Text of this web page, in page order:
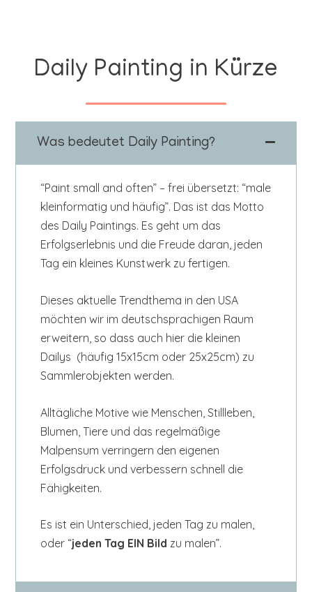
Daily Painting in Kürze
Was bedeutet Daily Painting?
“Paint small and often” – frei übersetzt: “male
kleinformatig und häufig”. Das ist das Motto
des Daily Paintings. Es geht um das
Erfolgserlebnis und die Freude daran, jeden
Tag ein kleines Kunstwerk zu fertigen.
Dieses aktuelle Trendthema in den USA
möchten wir im deutschsprachigen Raum
erweitern, so dass auch hier die kleinen
Dailys (häufig 15x15cm oder 25x25cm) zu
Sammlerobjekten werden.
Alltägliche Motive wie Menschen, Stillleben,
Blumen, Tiere und das regelmäßige
Malpensum verringern den eigenen
Erfolgsdruck und verbessern schnell die
Fähigkeiten.
Es ist ein Unterschied, jeden Tag zu malen,
oder “jeden Tag EIN Bild zu malen”.